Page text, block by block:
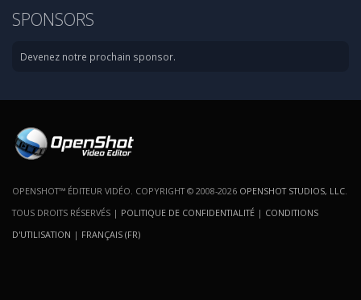
SPONSORS
Devenez notre prochain sponsor.
OPENSHOT™ ÉDITEUR VIDÉO. COPYRIGHT © 2008-2026 OPENSHOT STUDIOS, LLC
TOUS DROITS RÉSERVÉS | POLITIQUE DE CONFIDENTIALITÉ | CONDITIONS
D'UTILISATION | FRANÇAIS (FR)